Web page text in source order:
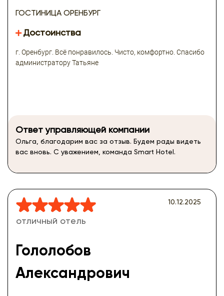
ГОСТИНИЦА ОРЕНБУРГ
Достоинства
г. Оренбург. Всё понравилось. Чисто, комфортно. Спасибо
администратору Татьяне
Ответ управляющей компании
Ольга, благодарим вас за отзыв. Будем рады видеть
вас вновь. С уважением, команда Smart Hotel.
отличный отель
Гололобов
Александрович
10.12.2025